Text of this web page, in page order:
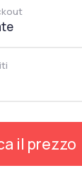
il prezzo